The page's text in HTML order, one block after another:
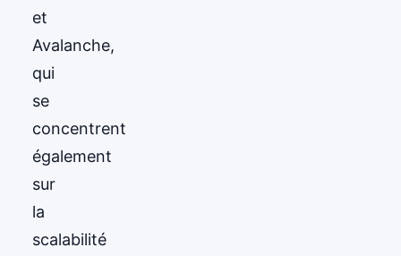
et
Avalanche,
qui
se
concentrent
également
sur
la
scalabilité